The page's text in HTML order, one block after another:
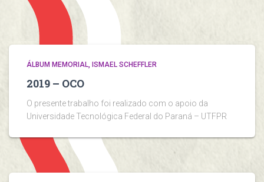
ÁLBUM MEMORIAL ISMAEL SCHEFFLER
2019 – OCO
O presente trabalho foi realizado com o apoio da
Universidade Tecnológica Federal do Paraná – UTFPR